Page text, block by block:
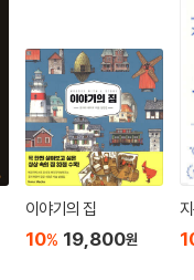
이야기의 집
10% 19,800원